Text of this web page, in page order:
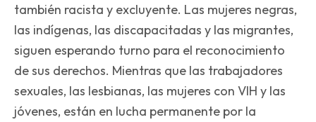
también racista y excluyente. Las mujeres negras,
las indígenas, las discapacitadas y las migrantes,
siguen esperando turno para el reconocimiento
de sus derechos. Mientras que las trabajadores
sexuales, las lesbianas, las mujeres con VIH y las
jóvenes, están en lucha permanente por la